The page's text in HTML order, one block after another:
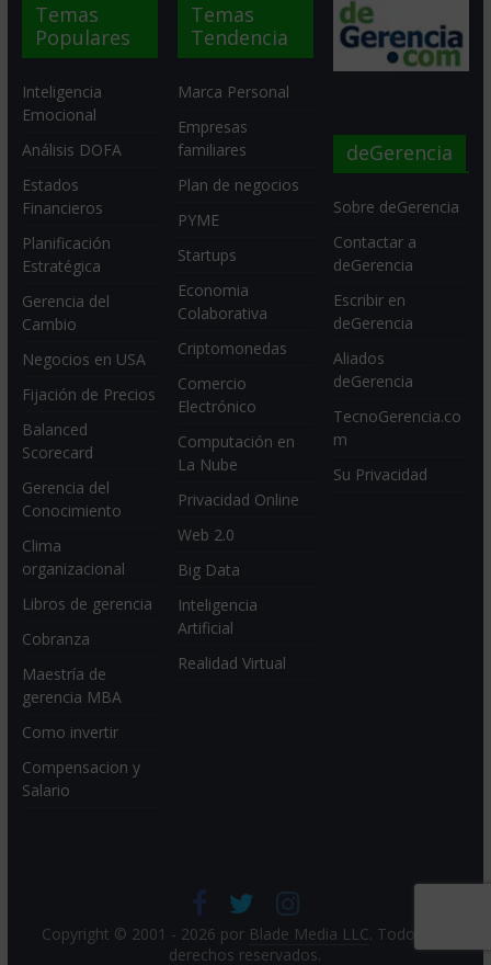
Temas
Populares
Inteligencia
Emocional
Análisis DOFA
Estados
Financieros
Planificación
Estratégica
Gerencia del
Cambio
Negocios en USA
Fijación de Precios
Balanced
Scorecard
Gerencia del
Conocimiento
Clima
organizacional
Libros de gerencia
Cobranza
Maestría de
gerencia MBA
Como invertir
Compensacion y
Salario
Temas
Tendencia
Marca Personal
Empresas
familiares
Plan de negocios
PYME
Startups
Economia
Colaborativa
Criptomonedas
Comercio
Electrónico
Computación en
La Nube
Privacidad Online
Web 2.0
Big Data
Inteligencia
Artificial
Realidad Virtual
deGerencia
Sobre deGerencia
Contactar a
deGerencia
Escribir en
deGerencia
Aliados
deGerencia
TecnoGerencia.co
m
Su Privacidad
Copyright © 2001 - 2026 por Blade Media LLC. Todos los
derechos reservados.